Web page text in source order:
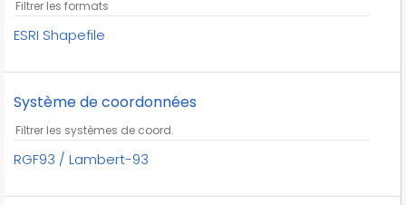
ESRI Shapefile
Système de coordonnées
RGF93 / Lambert-93